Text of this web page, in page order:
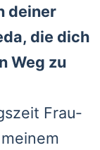
dei­ner
die dich
Weg zu
Frau­